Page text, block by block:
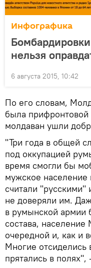
Инфографика
нельзя
6 августа 2015, 10:42
По его словам,
была прифронтовой
молдаван ушли
"Три года в общей
под оккупацией
время смогли бы
мужское
считали
не доверяли им.
в румынской армии
состава,
очередной и, как и
Многие отсиделись
прятались в